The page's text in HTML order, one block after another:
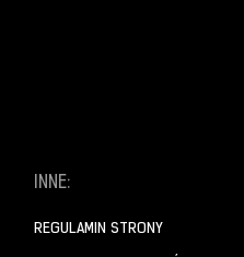
INNE:
REGULAMIN STRONY